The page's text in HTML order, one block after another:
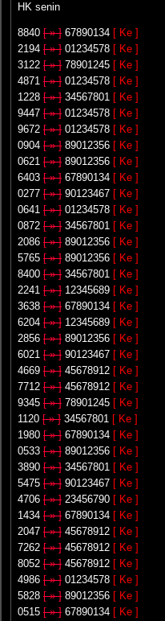
HK senin
8840 [ » ] 67890134 [ Ke ]
2194 [ » ] 01234578 [ Ke ]
3122 [ » ] 78901245 [ Ke ]
4871 [ » ] 01234578 [ Ke ]
1228 [ » ] 34567801 [ Ke ]
9447 [ » ] 01234578 [ Ke ]
9672 [ » ] 01234578 [ Ke ]
0904 [ » ] 89012356 [ Ke ]
0621 [ » ] 89012356 [ Ke ]
6403 [ » ] 67890134 [ Ke ]
0277 [ » ] 90123467 [ Ke ]
0641 [ » ] 01234578 [ Ke ]
0872 [ » ] 34567801 [ Ke ]
2086 [ » ] 89012356 [ Ke ]
5765 [ » ] 89012356 [ Ke ]
8400 [ » ] 34567801 [ Ke ]
2241 [ » ] 12345689 [ Ke ]
3638 [ » ] 67890134 [ Ke ]
6204 [ » ] 12345689 [ Ke ]
2856 [ » ] 89012356 [ Ke ]
6021 [ » ] 90123467 [ Ke ]
4669 [ » ] 45678912 [ Ke ]
7712 [ » ] 45678912 [ Ke ]
9345 [ » ] 78901245 [ Ke ]
1120 [ » ] 34567801 [ Ke ]
1980 [ » ] 67890134 [ Ke ]
0533 [ » ] 89012356 [ Ke ]
3890 [ » ] 34567801 [ Ke ]
5475 [ » ] 90123467 [ Ke ]
4706 [ » ] 23456790 [ Ke ]
1434 [ » ] 67890134 [ Ke ]
2047 [ » ] 45678912 [ Ke ]
7262 [ » ] 45678912 [ Ke ]
8052 [ » ] 45678912 [ Ke ]
4986 [ » ] 01234578 [ Ke ]
5828 [ » ] 89012356 [ Ke ]
0515 [ » ] 67890134 [ Ke ]